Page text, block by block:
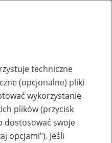
lub
pracy
techniczne
(opcjonalne) pliki
wykorzystanie
plików (przycisk
dostosować swoje
opcjami”). Jeśli